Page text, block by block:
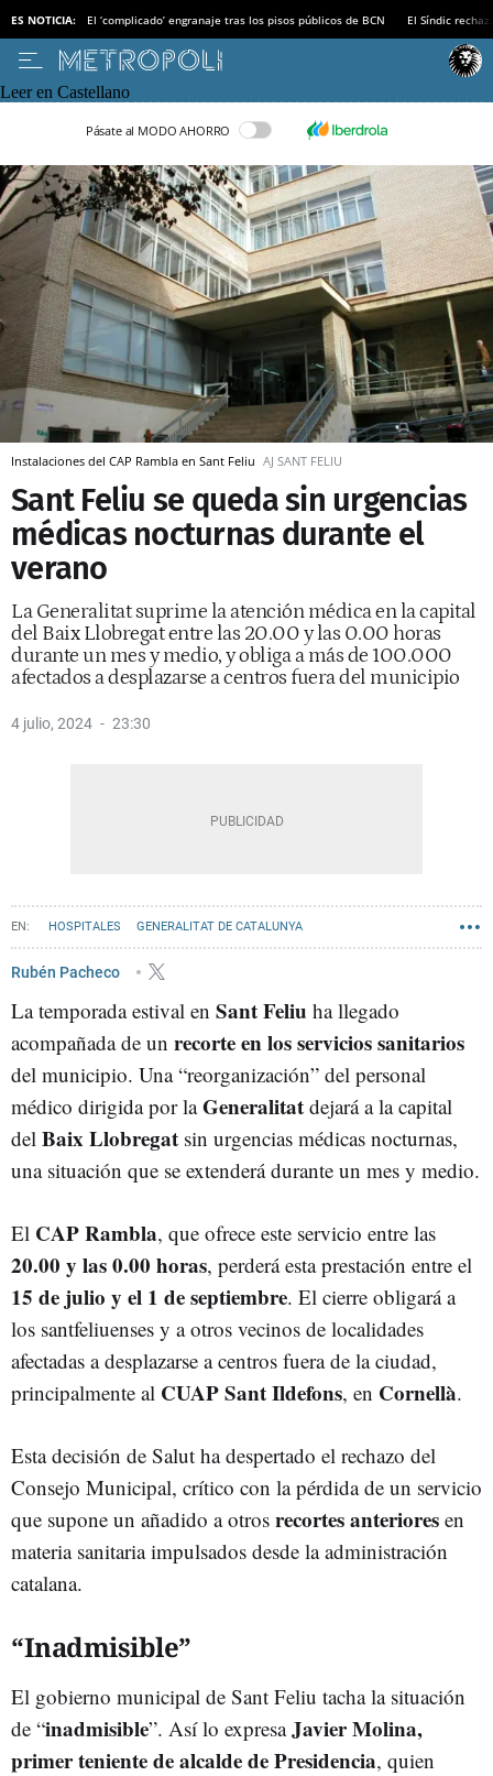
ES NOTICIA: El ‘complicado’ engranaje tras los pisos públicos de BCN El Síndic
Leer en Castellano
Pásate al MODO AHORRO
Instalaciones del CAP Rambla en Sant Feliu AJ SANT FELIU
Sant Feliu se queda sin urgencias
médicas nocturnas durante el
verano
La Generalitat suprime la atención médica en la capital
del Baix Llobregat entre las 20.00 y las 0.00 horas
durante un mes y medio, y obliga a más de 100.000
afectados a desplazarse a centros fuera del municipio
4 julio, 2024 23:30
HOSPITALES GENERALITAT DE CATALUNYA
SANT FELIU DE LLOBREGAT
Rubén Pacheco
La temporada estival en Sant Feliu ha llegado
acompañada de un recorte en los servicios sanitarios
del municipio. Una “reorganización” del personal
médico dirigida por laGeneralitat dejará a la capital
del Baix Llobregat sin urgencias médicas nocturnas,
una situación que se extenderá durante un mes y medio.
El CAP Rambla, que ofrece este servicio entre las
20.00 y las 0.00 horas, perderá esta prestación entre el
15 de julio y el 1 de septiembre. El cierre obligará a
los santfeliuenses y a otros vecinos de localidades
afectadas a desplazarse a centros fuera de la ciudad,
principalmente al CUAP Sant Ildefons, en Cornellà.
Esta decisión de Salut ha despertado el rechazo del
Consejo Municipal, crítico con la pérdida de un servicio
que supone un añadido a otros recortes anteriores en
materia sanitaria impulsados desde la administración
catalana.
“Inadmisible”
El gobierno municipal de Sant Feliu tacha la situación
de “inadmisible”. Así lo expresaJavier Molina,
primer teniente de alcalde de Presidencia, quien